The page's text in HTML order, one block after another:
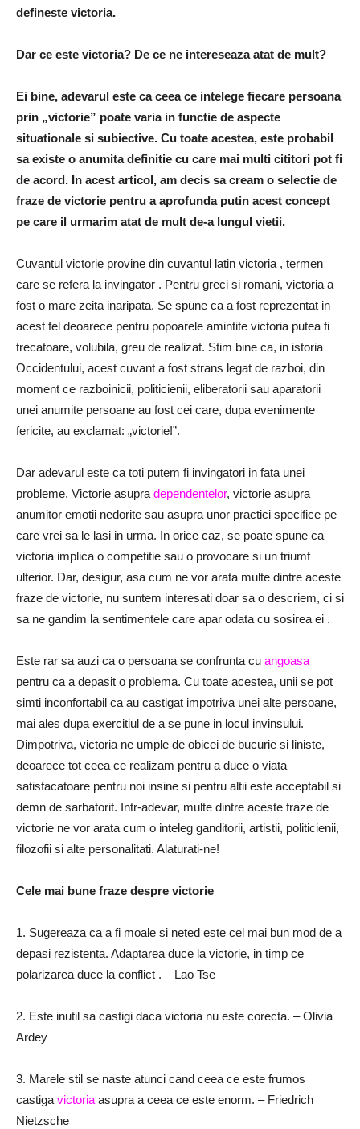
defineste victoria.
Dar ce este victoria? De ce ne intereseaza atat de mult?
Ei bine, adevarul este ca ceea ce intelege fiecare persoana
prin „victorie” poate varia in functie de aspecte
situationale si subiective. Cu toate acestea, este probabil
sa existe o anumita definitie cu care mai multi cititori pot fi
de acord. In acest articol, am decis sa cream o selectie de
fraze de victorie pentru a aprofunda putin acest concept
pe care il urmarim atat de mult de-a lungul vietii.
Cuvantul victorie provine din cuvantul latin victoria , termen
care se refera la invingator . Pentru greci si romani, victoria a
fost o mare zeita inaripata. Se spune ca a fost reprezentat in
acest fel deoarece pentru popoarele amintite victoria putea fi
trecatoare, volubila, greu de realizat. Stim bine ca, in istoria
Occidentului, acest cuvant a fost strans legat de razboi, din
moment ce razboinicii, politicienii, eliberatorii sau aparatorii
unei anumite persoane au fost cei care, dupa evenimente
fericite, au exclamat: „victorie!”.
Dar adevarul este ca toti putem fi invingatori in fata unei
probleme. Victorie asupra dependentelor, victorie asupra
anumitor emotii nedorite sau asupra unor practici specifice pe
care vrei sa le lasi in urma. In orice caz, se poate spune ca
victoria implica o competitie sau o provocare si un triumf
ulterior. Dar, desigur, asa cum ne vor arata multe dintre aceste
fraze de victorie, nu suntem interesati doar sa o descriem, ci si
sa ne gandim la sentimentele care apar odata cu sosirea ei .
Este rar sa auzi ca o persoana se confrunta cu angoasa
pentru ca a depasit o problema. Cu toate acestea, unii se pot
simti inconfortabil ca au castigat impotriva unei alte persoane,
mai ales dupa exercitiul de a se pune in locul invinsului.
Dimpotriva, victoria ne umple de obicei de bucurie si liniste,
deoarece tot ceea ce realizam pentru a duce o viata
satisfacatoare pentru noi insine si pentru altii este acceptabil si
demn de sarbatorit. Intr-adevar, multe dintre aceste fraze de
victorie ne vor arata cum o inteleg ganditorii, artistii, politicienii,
filozofii si alte personalitati. Alaturati-ne!
Cele mai bune fraze despre victorie
1. Sugereaza ca a fi moale si neted este cel mai bun mod de a
depasi rezistenta. Adaptarea duce la victorie, in timp ce
polarizarea duce la conflict . – Lao Tse
2. Este inutil sa castigi daca victoria nu este corecta. – Olivia
Ardey
3. Marele stil se naste atunci cand ceea ce este frumos
castiga victoria asupra a ceea ce este enorm. – Friedrich
Nietzsche